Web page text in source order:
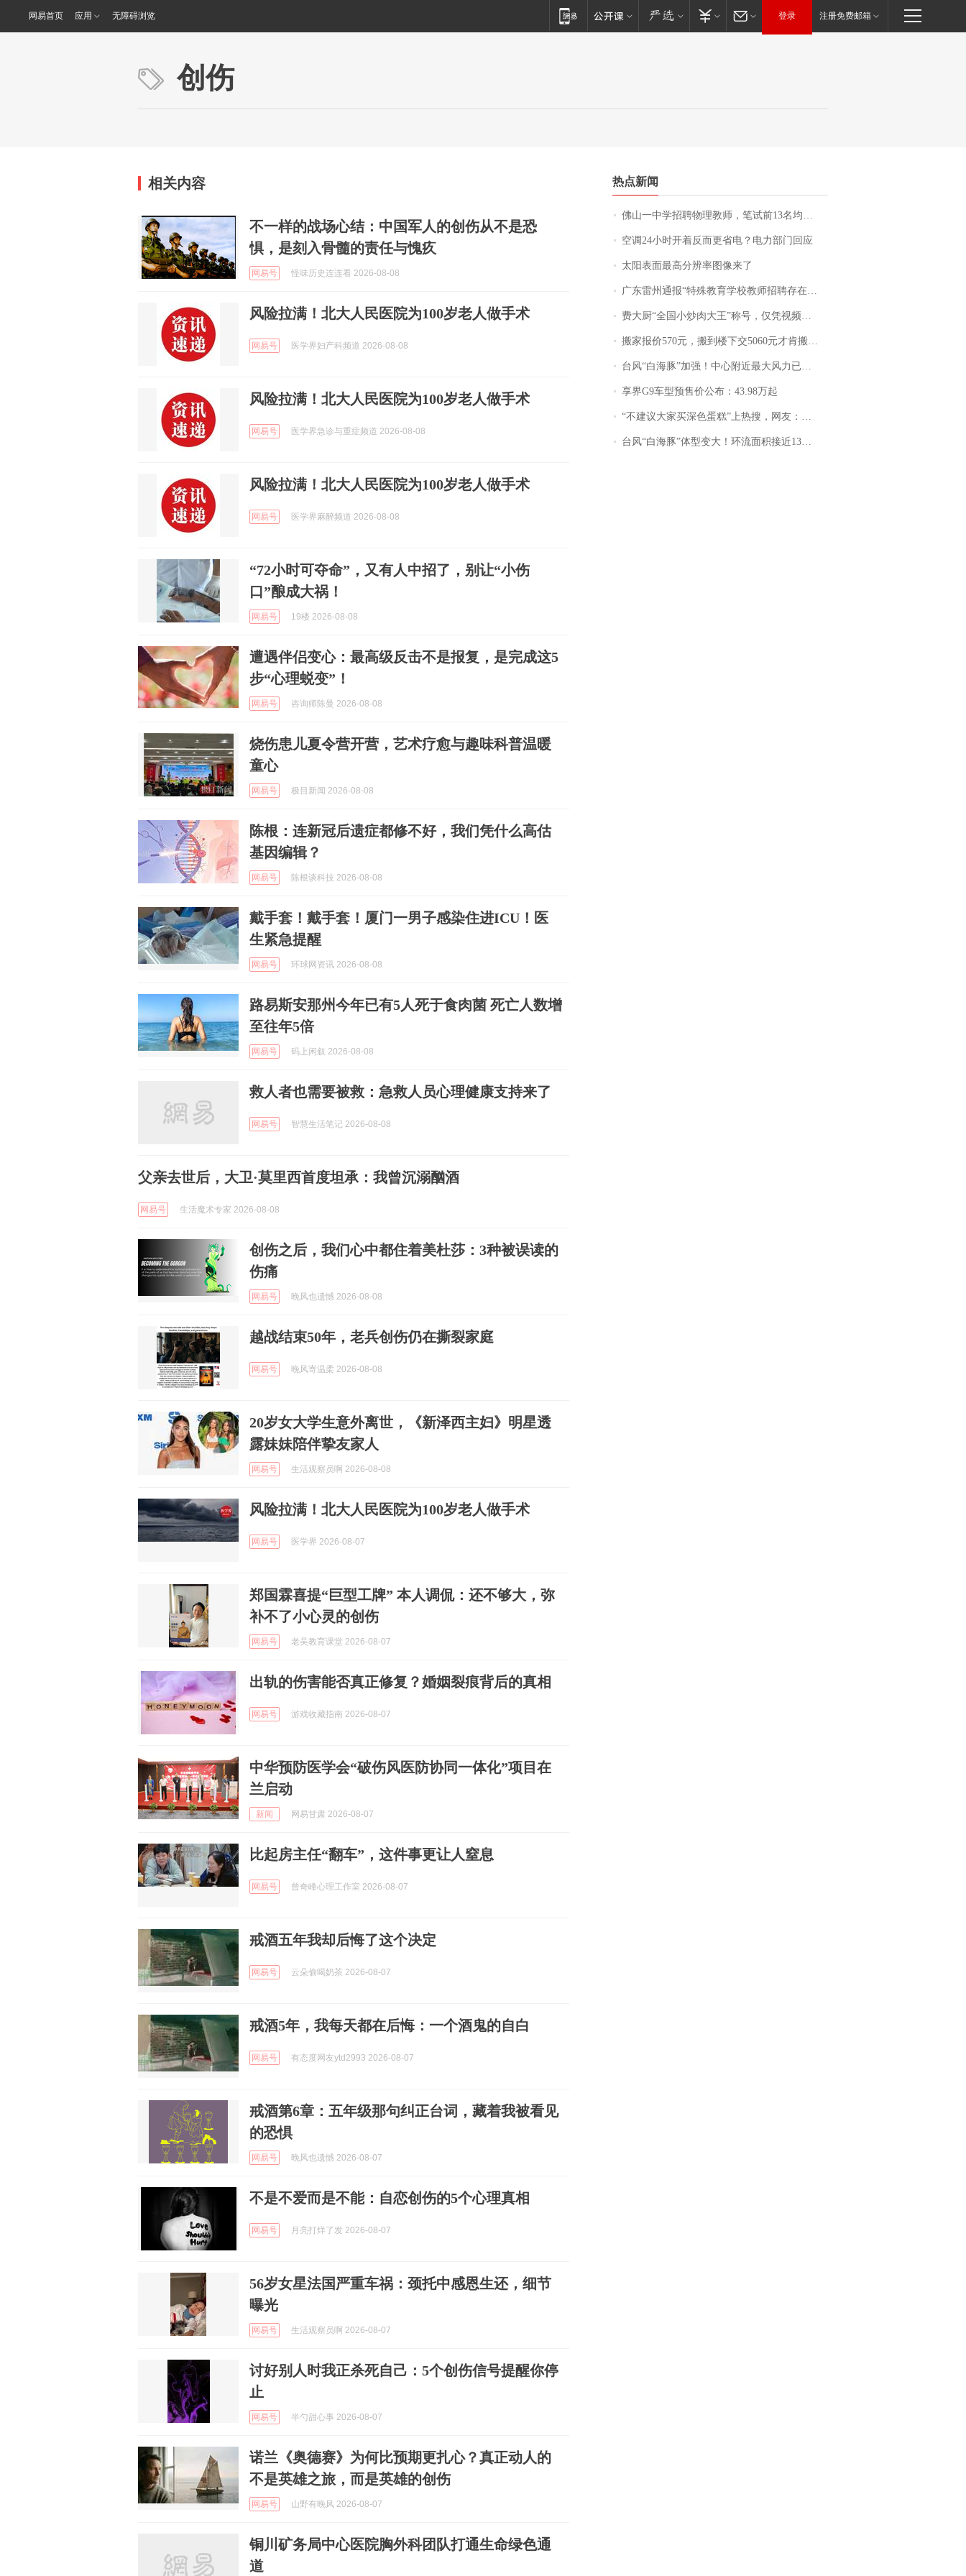
网易首页 应用 无障碍浏览 登录 注册免费邮箱
创伤
相关内容
不一样的战场心结：中国军人的创伤从不是恐
惧，是刻入骨髓的责任与愧疚
网易号 怪味历史连连看 2026-08-08
风险拉满！北大人民医院为100岁老人做手术
网易号 医学界妇产科频道 2026-08-08
风险拉满！北大人民医院为100岁老人做手术
网易号 医学界急诊与重症频道 2026-08-08
风险拉满！北大人民医院为100岁老人做手术
网易号 医学界麻醉频道 2026-08-08
“72小时可夺命”，又有人中招了，别让“小伤
口”酿成大祸！
网易号 19楼 2026-08-08
遭遇伴侣变心：最高级反击不是报复，是完成这5
步“心理蜕变”！
网易号 咨询师陈曼 2026-08-08
烧伤患儿夏令营开营，艺术疗愈与趣味科普温暖
童心
网易号 极目新闻 2026-08-08
陈根：连新冠后遗症都修不好，我们凭什么高估
基因编辑？
网易号 陈根谈科技 2026-08-08
戴手套！戴手套！厦门一男子感染住进ICU！医
生紧急提醒
网易号 环球网资讯 2026-08-08
路易斯安那州今年已有5人死于食肉菌 死亡人数增
至往年5倍
网易号 码上闲叙 2026-08-08
救人者也需要被救：急救人员心理健康支持来了
网易号 智慧生活笔记 2026-08-08
父亲去世后，大卫·莫里西首度坦承：我曾沉溺酗酒
网易号 生活魔术专家 2026-08-08
创伤之后，我们心中都住着美杜莎：3种被误读的
伤痛
网易号 晚风也遗憾 2026-08-08
越战结束50年，老兵创伤仍在撕裂家庭
网易号 晚风寄温柔 2026-08-08
20岁女大学生意外离世，《新泽西主妇》明星透
露妹妹陪伴挚友家人
网易号 生活观察员啊 2026-08-08
风险拉满！北大人民医院为100岁老人做手术
网易号 医学界 2026-08-07
郑国霖喜提“巨型工牌” 本人调侃：还不够大，弥
补不了小心灵的创伤
网易号 老吴教育课堂 2026-08-07
出轨的伤害能否真正修复？婚姻裂痕背后的真相
网易号 游戏收藏指南 2026-08-07
中华预防医学会“破伤风医防协同一体化”项目在
兰启动
新闻 网易甘肃 2026-08-07
比起房主任“翻车”，这件事更让人窒息
网易号 曾奇峰心理工作室 2026-08-07
戒酒五年我却后悔了这个决定
网易号 云朵偷喝奶茶 2026-08-07
戒酒5年，我每天都在后悔：一个酒鬼的自白
网易号 有态度网友ytd2993 2026-08-07
戒酒第6章：五年级那句纠正台词，藏着我被看见
的恐惧
网易号 晚风也遗憾 2026-08-07
不是不爱而是不能：自恋创伤的5个心理真相
网易号 月亮打烊了发 2026-08-07
56岁女星法国严重车祸：颈托中感恩生还，细节
曝光
网易号 生活观察员啊 2026-08-07
讨好别人时我正杀死自己：5个创伤信号提醒你停
止
网易号 半勺甜心事 2026-08-07
诺兰《奥德赛》为何比预期更扎心？真正动人的
不是英雄之旅，而是英雄的创伤
网易号 山野有晚风 2026-08-07
铜川矿务局中心医院胸外科团队打通生命绿色通
道
热点新闻
佛山一中学招聘物理教师，笔试前13名均遭淘汰？教育局：已叫停招聘，成立调查组全面核查
空调24小时开着反而更省电？电力部门回应
太阳表面最高分辨率图像来了
广东雷州通报“特殊教育学校教师招聘存在违规行为”：已启动问责程序 副校长被停职
费大厨“全国小炒肉大王”称号，仅凭视频评出？中国烹饪协会回应
搬家报价570元，搬到楼下交5060元才肯搬上楼！女子傻眼了……
台风“白海豚”加强！中心附近最大风力已达15级 最新研判
享界G9车型预售价公布：43.98万起
“不建议大家买深色蛋糕”上热搜，网友：天塌了！
台风“白海豚”体型变大！环流面积接近13个浙江那么大